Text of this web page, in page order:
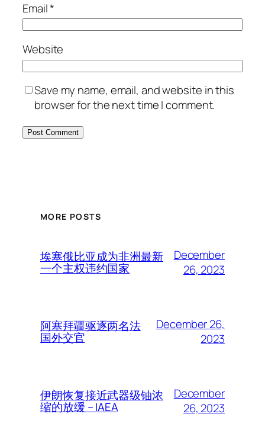
Email*
Website
Save my name, email, and website in this
browser for the next time I comment.
MORE POSTS
埃塞俄比亚成为非洲最新
一个主权违约国家
December
26, 2023
阿塞拜疆驱逐两名法
国外交官
December 26,
2023
伊朗恢复接近武器级铀浓
缩的放缓 – IAEA
December
26, 2023